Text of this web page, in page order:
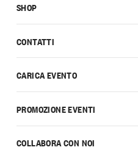
CONTATTI
CARICA EVENTO
PROMOZIONE EVENTI
COLLABORA CON NOI
SHOP